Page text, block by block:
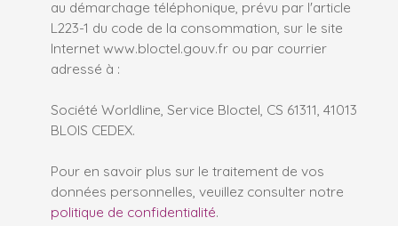
au démarchage téléphonique, prévu par l'article
L223-1 du code de la consommation, sur le site
Internet www.bloctel.gouv.fr ou par courrier
adressé à :
Société Worldline, Service Bloctel, CS 61311, 41013
BLOIS CEDEX.
Pour en savoir plus sur le traitement de vos
données personnelles, veuillez consulter notre
politique de confidentialité.